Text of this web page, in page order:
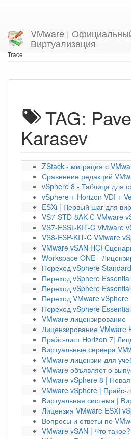
VMware |
Виртуализация
You are here Home
tag
pavel_karasev
Trace
TAG:
Karasev
ZStack - миграция с
Сравнение редакций
vSphere 8 - Таблица для
vSphere + Horizon VDI +
ESXi | Первый шаг для
VS7-STD-8AK-C VMware
VS7-ESSL-KIT-C VMware
VS8-ESP-KIT-C VMware
VMware vSAN HCI
Workspace ONE -
Переход vSphere
Переход vSphere
Переход vSphere
Переход VMware
Переход vSphere
VMware лицензирование
Лицензирование VMware
Прайс-лист Horizon 7|
Виртуальные сервера
VMware лицензии для
VMware объявляет о
VMware vSphere 8 | Новая
VMware vSphere | Прайс-
Виртуальная система |
Лицензия VMware ESXI
Вопросы и ответы по
VMware vSAN | Что